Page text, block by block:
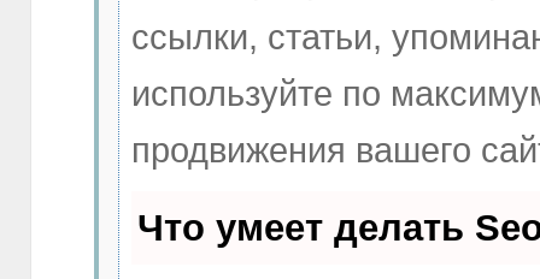
ссылки, статьи,
используйте по
продвижения вашего
Что умеет делать